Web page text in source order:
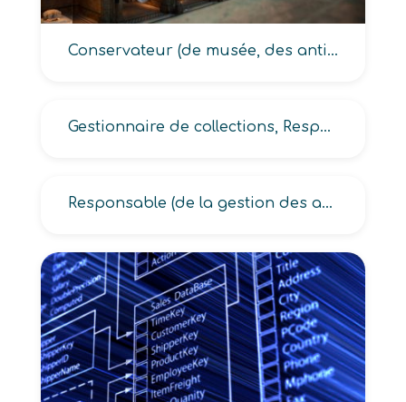
Conservateur (de musée, des antiquités et objets d’art, des collections, du patrimoine, du patrimoine historique)
Gestionnaire de collections, Responsable de collections
Responsable (de la gestion des archives, des ressources documentaires)